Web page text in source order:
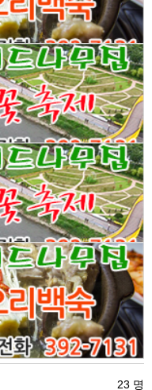
23 명